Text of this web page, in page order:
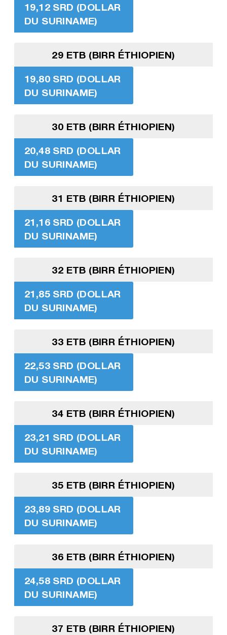
19,12 SRD (DOLLAR
DU SURINAME)
29 ETB (BIRR ÉTHIOPIEN)
19,80 SRD (DOLLAR
DU SURINAME)
30 ETB (BIRR ÉTHIOPIEN)
20,48 SRD (DOLLAR
DU SURINAME)
31 ETB (BIRR ÉTHIOPIEN)
21,16 SRD (DOLLAR
DU SURINAME)
32 ETB (BIRR ÉTHIOPIEN)
21,85 SRD (DOLLAR
DU SURINAME)
33 ETB (BIRR ÉTHIOPIEN)
22,53 SRD (DOLLAR
DU SURINAME)
34 ETB (BIRR ÉTHIOPIEN)
23,21 SRD (DOLLAR
DU SURINAME)
35 ETB (BIRR ÉTHIOPIEN)
23,89 SRD (DOLLAR
DU SURINAME)
36 ETB (BIRR ÉTHIOPIEN)
24,58 SRD (DOLLAR
DU SURINAME)
37 ETB (BIRR ÉTHIOPIEN)